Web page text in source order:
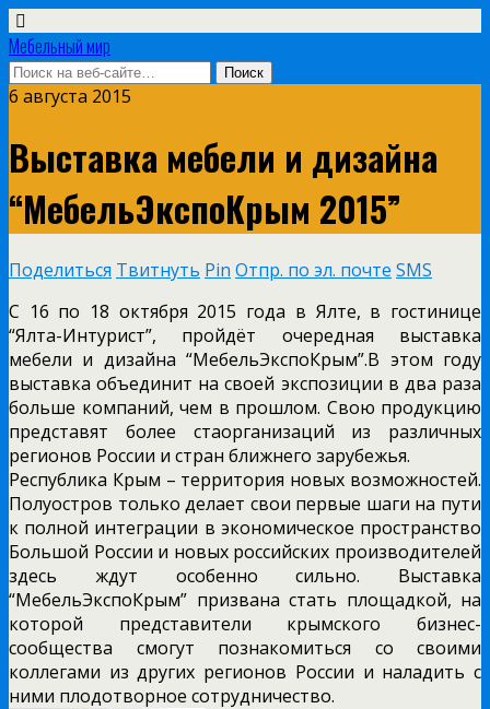
Мебельный мир
6 августа 2015
Выставка мебели и дизайна
“МебельЭкспоКрым 2015”
Поделиться Твитнуть Pin Отпр. по эл. почте SMS
С 16 по 18 октября 2015 года в Ялте, в гостинице
“Ялта-Интурист”, пройдёт очередная выставка
мебели и дизайна “МебельЭкспоКрым”.В этом году
выставка объединит на своей экспозиции в два раза
больше компаний, чем в прошлом. Свою продукцию
представят более стаорганизаций из различных
регионов России и стран ближнего зарубежья.
Республика Крым – территория новых возможностей.
Полуостров только делает свои первые шаги на пути
к полной интеграции в экономическое пространство
Большой России и новых российских производителей
здесь ждут особенно сильно. Выставка
“МебельЭкспоКрым” призвана стать площадкой, на
которой представители крымского бизнес-
сообщества смогут познакомиться со своими
коллегами из других регионов России и наладить с
ними плодотворное сотрудничество.